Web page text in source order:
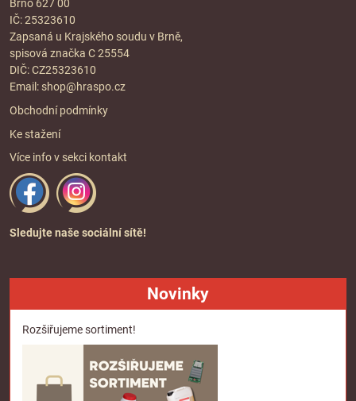
Brno 627 00
IČ: 25323610
Zapsaná u Krajského soudu v Brně,
spisová značka C 25554
DIČ: CZ25323610
Email: shop@hraspo.cz
Obchodní podmínky
Ke stažení
Více info v sekci kontakt
Sledujte naše sociální sítě!
Novinky
Rozšiřujeme sortiment!